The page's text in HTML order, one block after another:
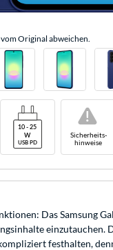
Original abweichen.
Sicherheits-
hinweise
!
Das Samsung
festhalten,